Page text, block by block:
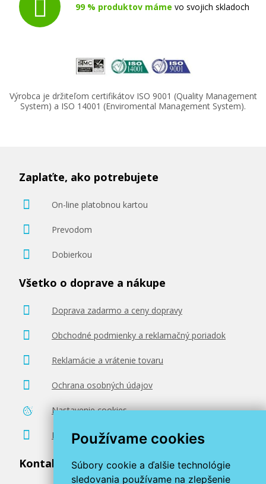
Používame cookies
Súbory cookie a ďalšie technológie
sledovania používame na zlepšenie
16,90 €
Pridať do košíka
3D struna
16,90 €
Pridať do košíka
Tlačová struna PLA pre 3D tlačiarne, 1,75
mm, 1 kg, oranžová
99 % produktov máme vo svojich skladoch
Výrobca je držiteľom certifikátov ISO 9001 (Quality Management
System) a ISO 14001 (Enviromental Management System).
Zaplaťte, ako potrebujete
On-line platobnou kartou
Prevodom
Dobierkou
Všetko o doprave a nákupe
Doprava zadarmo a ceny dopravy
Obchodné podmienky a reklamačný poriadok
Reklamácie a vrátenie tovaru
Ochrana osobných údajov
Nastavenie cookies
Poradenstvo zadarmo
Kontaktujte nás